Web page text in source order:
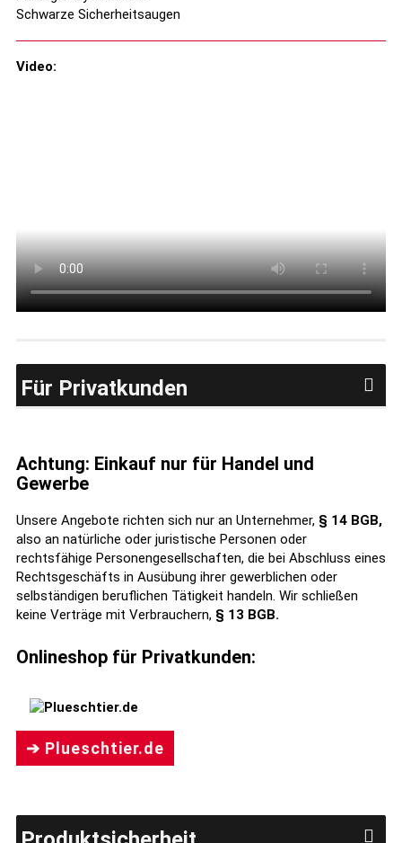
Schwarze Sicherheitsaugen
Video:
Für Privatkunden
Achtung: Einkauf nur für Handel und
Gewerbe
Unsere Angebote richten sich nur an Unternehmer, § 14 BGB,
also an natürliche oder juristische Personen oder
rechtsfähige Personengesellschaften, die bei Abschluss eines
Rechtsgeschäfts in Ausübung ihrer gewerblichen oder
selbständigen beruflichen Tätigkeit handeln. Wir schließen
keine Verträge mit Verbrauchern, § 13 BGB.
Onlineshop für Privatkunden:
➔ Plueschtier.de